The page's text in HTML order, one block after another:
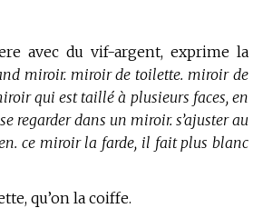
avec du vif-argent, exprime la
miroir. miroir de toilette. miroir de
qui est taillé à plusieurs faces, en
regarder dans un miroir. s’ajuster au
ce miroir la farde, il fait plus blanc
qu’on la coiffe.